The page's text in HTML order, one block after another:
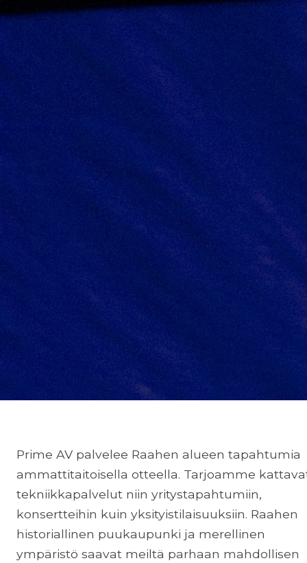
Prime AV palvelee Raahen alueen tapahtumia
ammattitaitoisella otteella. Tarjoamme
tekniikkapalvelut niin yritystapahtumiin,
konsertteihin kuin yksityistilaisuuksiin. Raahen
historiallinen puukaupunki ja merellinen
ympäristö saavat meiltä parhaan mahdollisen